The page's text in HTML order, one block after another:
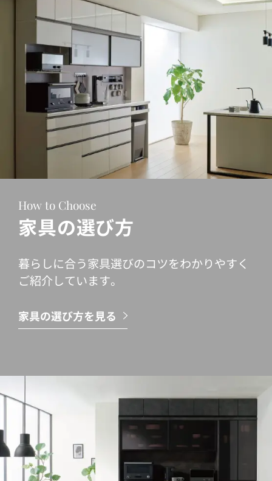
How to Choose
家具の選び方
暮らしに合う家具選びのコツをわかりやすく
ご紹介しています。
家具の選び方を見る